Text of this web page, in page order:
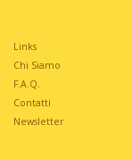
Links
Chi Siamo
F.A.Q.
Contatti
Newsletter